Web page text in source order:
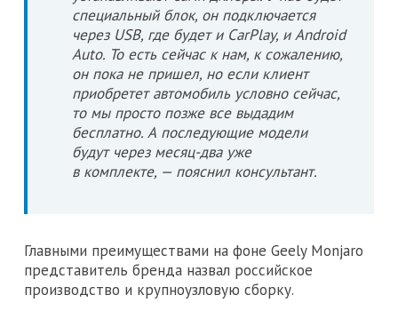
специальный блок, он подключается
через USB, где будет и CarPlay, и Android
Auto. То есть сейчас к нам, к сожалению,
он пока не пришел, но если клиент
приобретет автомобиль условно сейчас,
то мы просто позже все выдадим
бесплатно. А последующие модели
будут через месяц-два уже
в комплекте, — пояснил консультант.
Главными преимуществами на фоне Geely Monjaro
представитель бренда назвал российское
производство и крупноузловую сборку.